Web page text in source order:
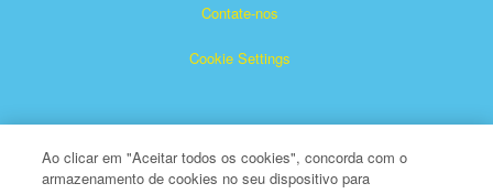
Contate-nos
Cookie Settings
Ao clicar em "Aceitar todos os cookies", concorda com o
armazenamento de cookies no seu dispositivo para